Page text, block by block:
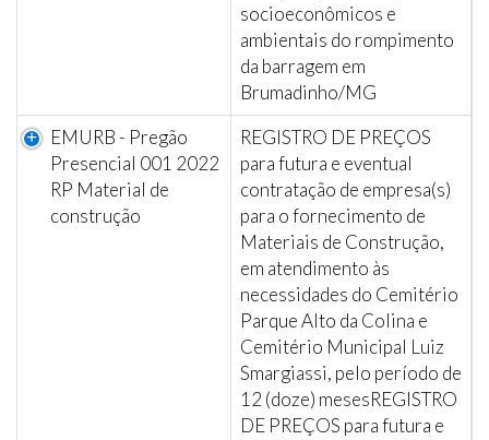
socioeconômicos e
ambientais do rompimento
da barragem em
Brumadinho/MG
EMURB - Pregão
Presencial 001 2022
RP Material de
construção
REGISTRO DE PREÇOS
para futura e eventual
contratação de empresa(s)
para o fornecimento de
Materiais de Construção,
em atendimento às
necessidades do Cemitério
Parque Alto da Colina e
Cemitério Municipal Luiz
Smargiassi, pelo período de
12 (doze) mesesREGISTRO
DE PREÇOS para futura e